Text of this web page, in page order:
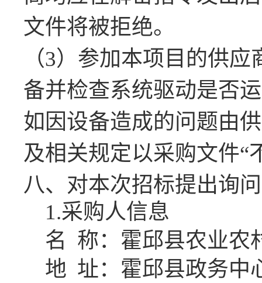
文件将被拒绝。
（3） 参加本项目的供应
备并检查系统驱动是否
如因设备造成的问题由
及相关规定以采购文件“
八、对本次招标提出询
1.采购人信息
名 称： 霍邱县农业农
地 址： 霍邱县政务中